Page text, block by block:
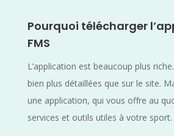
Pourquoi télécharger
FMS
L’application est beaucoup plus
bien plus détaillées que sur le site.
une application, qui vous offre au
services et outils utiles à votre sport.